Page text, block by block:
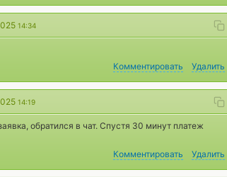
14:34
Комментировать
Удалить
14:19
обратился в чат. Спустя 30 минут платеж
Комментировать
Удалить